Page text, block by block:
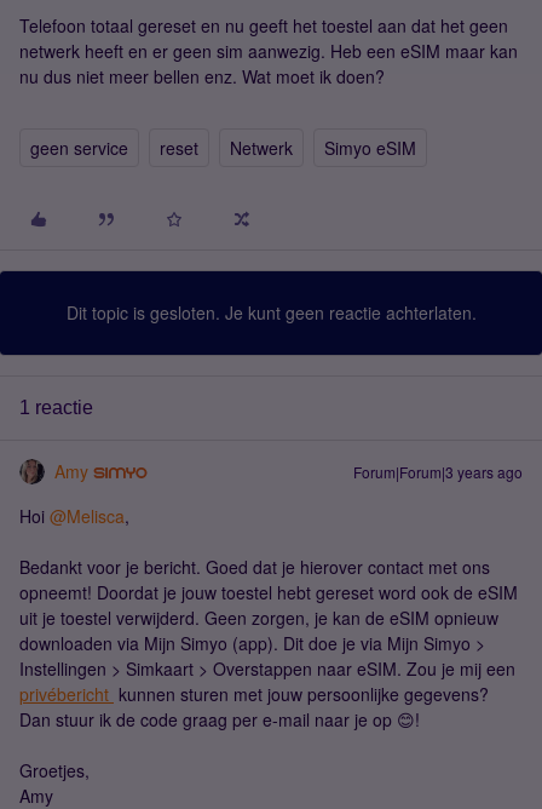
Telefoon totaal gereset en nu geeft het toestel aan dat het geen
netwerk heeft en er geen sim aanwezig. Heb een eSIM maar kan
nu dus niet meer bellen enz. Wat moet ik doen?
geen service reset Netwerk Simyo eSIM
Dit topic is gesloten. Je kunt geen reactie achterlaten.
1 reactie
Amy Forum|Forum|3 years ago
Hoi @Melisca,
Bedankt voor je bericht. Goed dat je hierover contact met ons
opneemt! Doordat je jouw toestel hebt gereset word ook de eSIM
uit je toestel verwijderd. Geen zorgen, je kan de eSIM opnieuw
downloaden via Mijn Simyo (app). Dit doe je via Mijn Simyo >
Instellingen > Simkaart > Overstappen naar eSIM. Zou je mij een
privébericht kunnen sturen met jouw persoonlijke gegevens?
Dan stuur ik de code graag per e-mail naar je op 😊!
Groetjes,
Amy